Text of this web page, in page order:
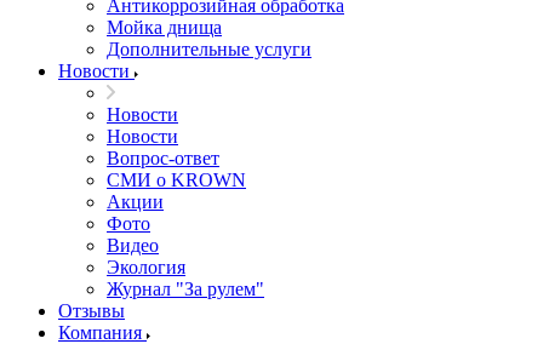
Антикоррозийная обработка
Мойка днища
Дополнительные услуги
Новости
Новости
Новости
Вопрос-ответ
СМИ о KROWN
Акции
Фото
Видео
Экология
Журнал "За рулем"
Отзывы
Компания